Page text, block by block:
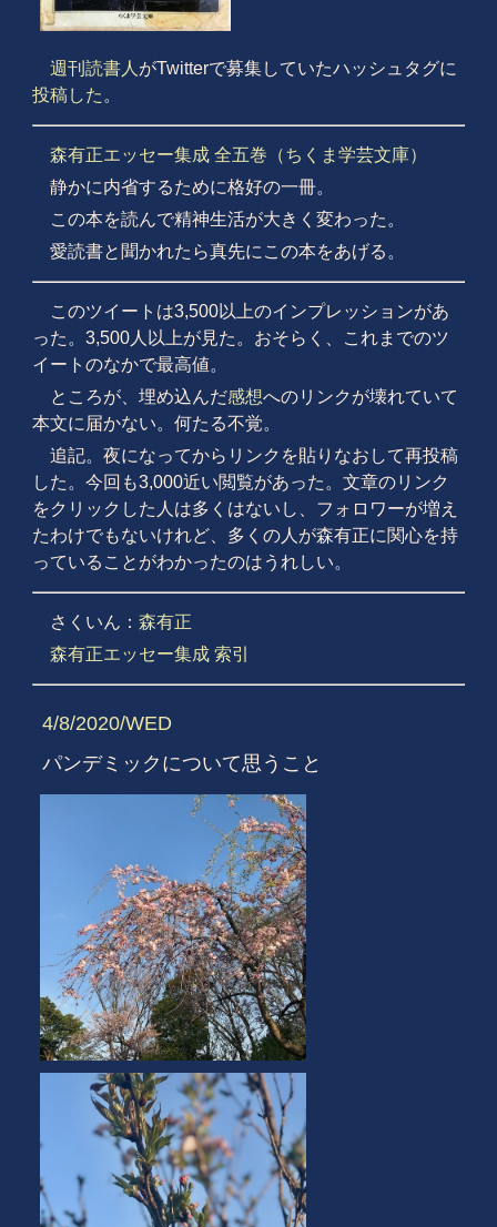
週刊読書人がTwitterで募集していたハッシュタグに
投稿した。
森有正エッセー集成 全五巻（ちくま学芸文庫）
静かに内省するために格好の一冊。
この本を読んで精神生活が大きく変わった。
愛読書と聞かれたら真先にこの本をあげる。
このツイートは3,500以上のインプレッションがあ
った。3,500人以上が見た。おそらく、これまでのツ
イートのなかで最高値。
ところが、埋め込んだ感想へのリンクが壊れていて
本文に届かない。何たる不覚。
追記。夜になってからリンクを貼りなおして再投稿
した。今回も3,000近い閲覧があった。文章のリンク
をクリックした人は多くはないし、フォロワーが増え
たわけでもないけれど、多くの人が森有正に関心を持
っていることがわかったのはうれしい。
さくいん： 森有正
森有正エッセー集成 索引
4/8/2020/WED
パンデミックについて思うこと